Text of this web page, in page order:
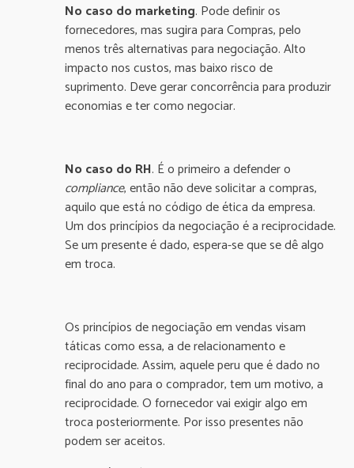
No caso do marketing. Pode definir os
fornecedores, mas sugira para Compras, pelo
menos três alternativas para negociação. Alto
impacto nos custos, mas baixo risco de
suprimento. Deve gerar concorrência para produzir
economias e ter como negociar.
No caso do RH. É o primeiro a defender o
compliance, então não deve solicitar a compras,
aquilo que está no código de ética da empresa.
Um dos princípios da negociação é a reciprocidade.
Se um presente é dado, espera-se que se dê algo
em troca.
Os princípios de negociação em vendas visam
táticas como essa, a de relacionamento e
reciprocidade. Assim, aquele peru que é dado no
final do ano para o comprador, tem um motivo, a
reciprocidade. O fornecedor vai exigir algo em
troca posteriormente. Por isso presentes não
podem ser aceitos.